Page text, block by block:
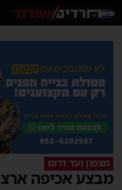
מצפון ועד דרום
מבצע אכיפה